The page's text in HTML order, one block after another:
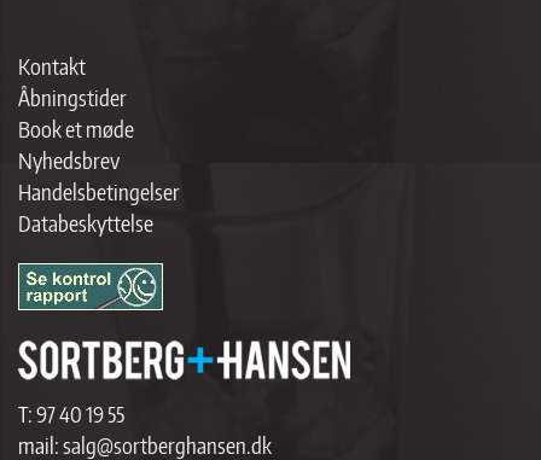
Kontakt
Åbningstider
Book et møde
Nyhedsbrev
Handelsbetingelser
Databeskyttelse
T:97 40 19 55
mail:salg@sortberghansen.dk